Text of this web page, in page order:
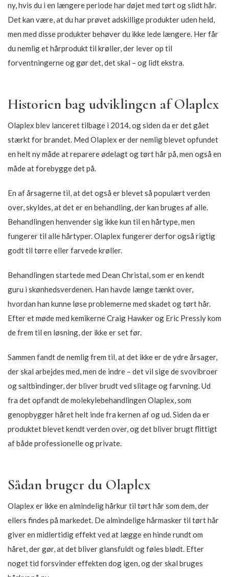
ny, hvis du i en længere periode har døjet med tørt og slidt hår.
Det kan være, at du har prøvet adskillige produkter uden held,
men med disse produkter behøver du ikke lede længere. Her får
du nemlig et hårprodukt til krøller, der lever op til
forventningerne og gør det, det skal – og lidt ekstra.
Historien bag udviklingen af Olaplex
Olaplex blev lanceret tilbage i 2014, og siden da er det gået
stærkt for brandet. Med Olaplex er der nemlig blevet opfundet
en helt ny måde at reparere ødelagt og tørt hår på, men også en
måde at forebygge det på.
En af årsagerne til, at det også er blevet så populært verden
over, skyldes, at det er en behandling, der kan bruges af alle.
Behandlingen henvender sig ikke kun til en hårtype, men
fungerer til alle hårtyper. Olaplex fungerer derfor også rigtig
godt til tørre eller farvede krøller.
Behandlingen startede med Dean Christal, som er en kendt
guru i skønhedsverdenen. Han havde længe tænkt over,
hvordan han kunne løse problemerne med skadet og tørt hår.
Efter et møde med kemikerne Craig Hawker og Eric Pressly kom
de frem til en løsning, der ikke er set før.
Sammen fandt de nemlig frem til, at det ikke er de ydre årsager,
der skal arbejdes med, men de indre – det vil sige de svovlbroer
og saltbindinger, der bliver brudt ved slitage og farvning. Ud
fra det opfandt de molekylebehandlingen Olaplex, som
genopbygger håret helt inde fra kernen af og ud. Siden da er
produktet blevet kendt verden over, og det bliver brugt flittigt
af både professionelle og private.
Sådan bruger du Olaplex
Olaplex er ikke en almindelig hårkur til tørt hår som dem, der
ellers findes på markedet. De almindelige hårmasker til tørt hår
giver en midlertidig effekt ved at lægge en hinde rundt om
håret, der gør, at det bliver glansfuldt og føles blødt. Efter
noget tid forsvinder effekten dog igen, og der skal bruges